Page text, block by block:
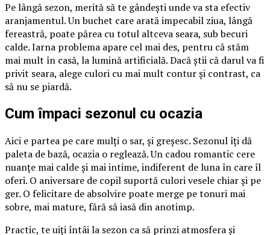
Pe lângă sezon, merită să te gândești unde va sta efectiv
aranjamentul. Un buchet care arată impecabil ziua, lângă
fereastră, poate părea cu totul altceva seara, sub becuri
calde. Iarna problema apare cel mai des, pentru că stăm
mai mult în casă, la lumină artificială. Dacă știi că darul va fi
privit seara, alege culori cu mai mult contur și contrast, ca
să nu se piardă.
Cum împaci sezonul cu ocazia
Aici e partea pe care mulți o sar, și greșesc. Sezonul îți dă
paleta de bază, ocazia o reglează. Un cadou romantic cere
nuanțe mai calde și mai intime, indiferent de luna în care îl
oferi. O aniversare de copil suportă culori vesele chiar și pe
ger. O felicitare de absolvire poate merge pe tonuri mai
sobre, mai mature, fără să iasă din anotimp.
Practic, te uiți întâi la sezon ca să prinzi atmosfera și